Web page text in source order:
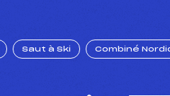
Saut à Ski Combiné